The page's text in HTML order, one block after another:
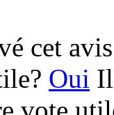
cet
Oui